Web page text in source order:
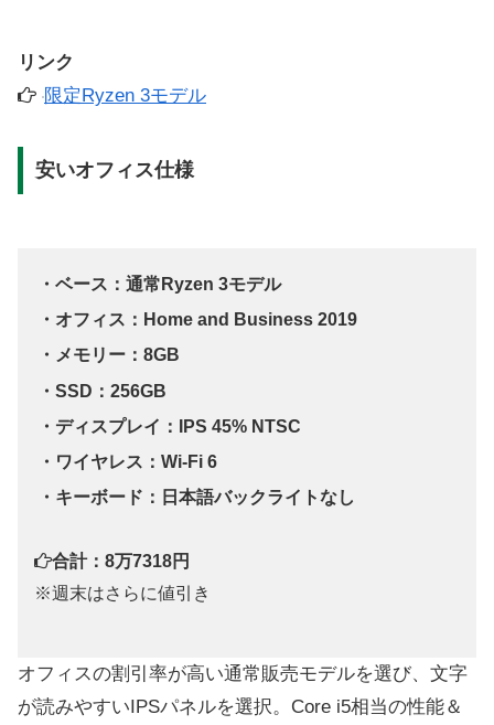
リンク
限定Ryzen 3モデル
安いオフィス仕様
・ベース：通常Ryzen 3モデル
・オフィス：Home and Business 2019
・メモリー：8GB
・SSD：256GB
・ディスプレイ：IPS 45% NTSC
・ワイヤレス：Wi-Fi 6
・キーボード：日本語バックライトなし
合計：8万7318円
※週末はさらに値引き
オフィスの割引率が高い通常販売モデルを選び、文字
が読みやすいIPSパネルを選択。Core i5相当の性能＆